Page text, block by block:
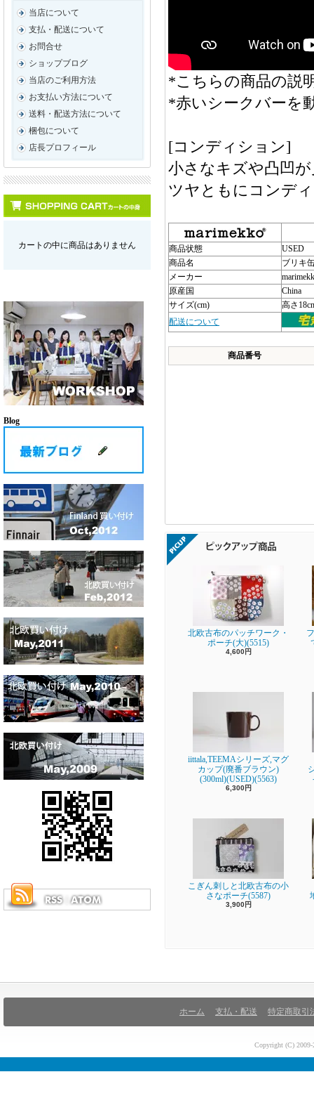
当店について
支払・配送について
お問合せ
ショップブログ
当店のご利用方法
お支払い方法について
送料・配送方法について
梱包について
店長プロフィール
カートの中に商品はありません
Blog
*こちらの商品の説
*赤いシークバーを
[コンディション]
小さなキズや凸凹
ツヤともにコンデ
商品状態
USED
商品名
ブリキ
メーカー
原産国
China
サイズ(cm)
高さ
配送について
商品番号
北欧古布のパッチワーク・
ポーチ(大)(5515)
4,600円
iittala,TEEMAシリーズ,マグ
カップ(廃番ブラウン)
(300ml)(USED)(5563)
6,300円
こぎん刺しと北欧古布の小
さなポーチ(5587)
3,900円
ホーム 支払・配送 特定商取引
Copyright (C)